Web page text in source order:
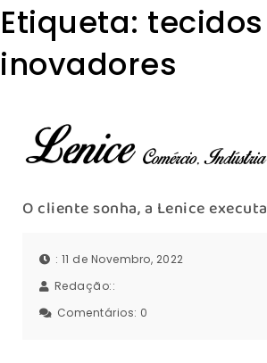
Etiqueta: tecidos
inovadores
O cliente sonha, a Lenice executa
: 11 de Novembro, 2022
Redação::
Comentários: 0